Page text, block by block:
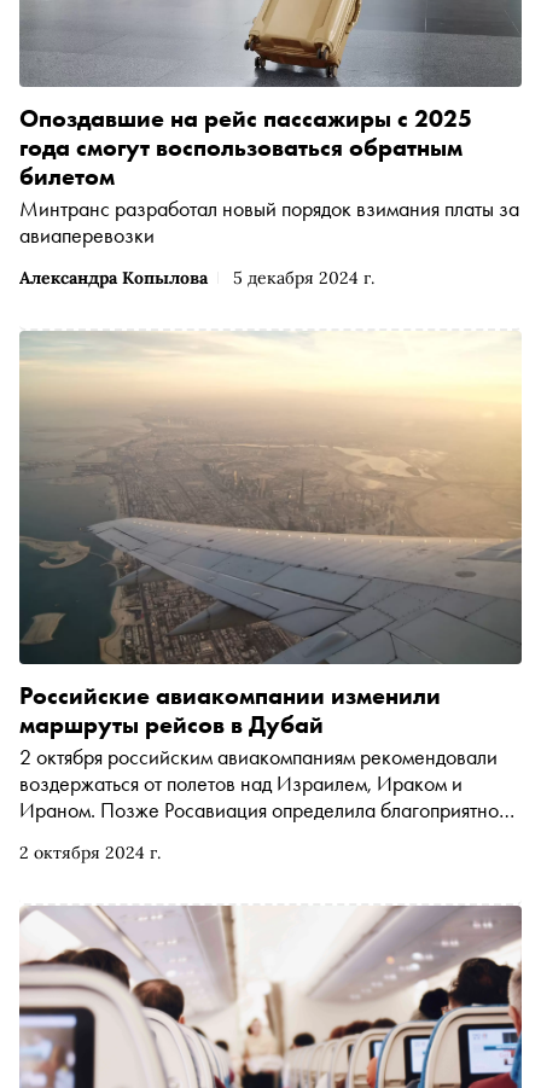
Александра Копылова 5 декабря 2024 г.
Опоздавшие на рейс пассажиры с 2025
года смогут воспользоваться обратным
билетом
Минтранс разработал новый порядок взимания платы за
авиаперевозки
2 октября 2024 г.
Российские авиакомпании изменили
маршруты рейсов в Дубай
2 октября российским авиакомпаниям рекомендовали
воздержаться от полетов над Израилем, Ираком и
Ираном. Позже Росавиация определила благоприятное
с 9 до 19 по мск. «Сноб» разобрался, как на фоне
выполняться полеты из России в ОАЭ и обратно